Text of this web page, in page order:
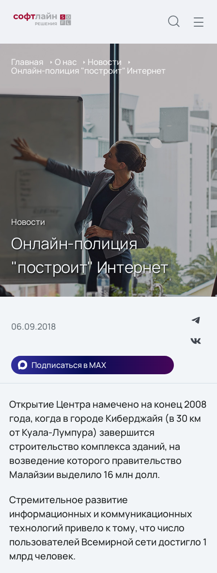
Главная О нас Новости
Онлайн-полиция "построит" Интернет
Новости
Онлайн-полиция
"построит" Интернет
06.09.2018
Подписаться в MAX
Открытие Центра намечено на конец 2008
года, когда в городе Киберджайя (в 30 км
от Куала-Лумпура) завершится
строительство комплекса зданий, на
возведение которого правительство
Малайзии выделило 16 млн долл.
Стремительное развитие
информационных и коммуникационных
технологий привело к тому, что число
пользователей Всемирной сети достигло 1
млрд человек.